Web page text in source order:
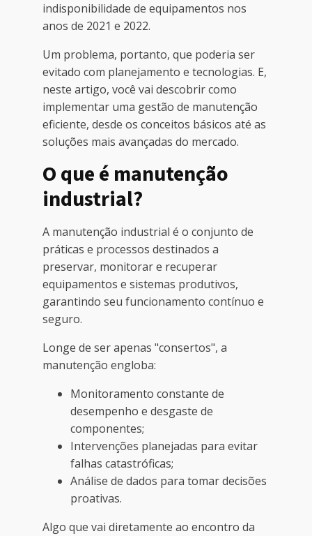
indisponibilidade de equipamentos nos
anos de 2021 e 2022.
Um problema, portanto, que poderia ser
evitado com planejamento e tecnologias. E,
neste artigo, você vai descobrir como
implementar uma gestão de manutenção
eficiente, desde os conceitos básicos até as
soluções mais avançadas do mercado.
O que é manutenção
industrial?
A manutenção industrial é o conjunto de
práticas e processos destinados a
preservar, monitorar e recuperar
equipamentos e sistemas produtivos,
garantindo seu funcionamento contínuo e
seguro.
Longe de ser apenas "consertos", a
manutenção engloba:
Monitoramento constante de
desempenho e desgaste de
componentes;
Intervenções planejadas para evitar
falhas catastróficas;
Análise de dados para tomar decisões
proativas.
Algo que vai diretamente ao encontro da